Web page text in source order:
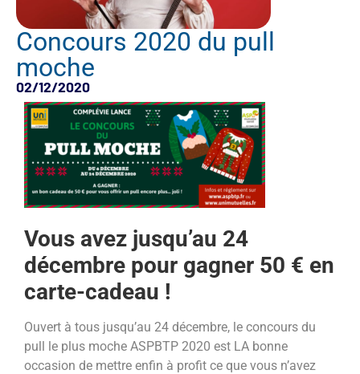
Concours 2020 du pull
moche
02/12/2020
Vous avez jusqu’au 24
décembre pour gagner 50 € en
carte-cadeau !
Ouvert à tous jusqu’au 24 décembre, le concours du
pull le plus moche ASPBTP 2020 est LA bonne
occasion de mettre enfin à profit ce que vous n’avez